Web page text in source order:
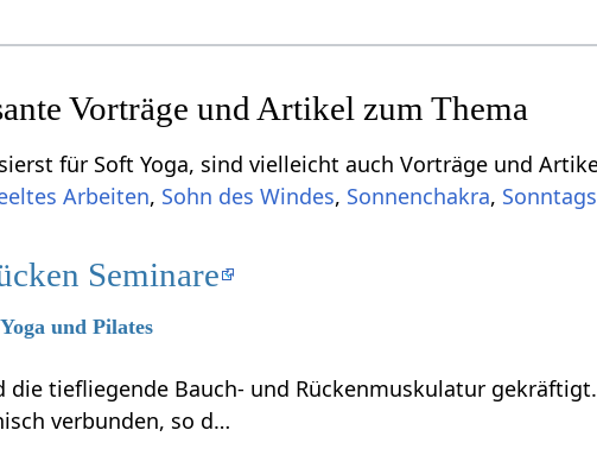
Vorträge und Artikel zum Thema
für Soft Yoga, sind vielleicht auch Vorträge und
Arbeiten, Sohn des Windes, Sonnenchakra,
Seminare
und Pilates
die tiefliegende Bauch- und Rückenmuskulatur
verbunden, so d…